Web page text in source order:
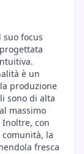
focus
è un
produzione
sono di alta
massimo
con
la
fresca